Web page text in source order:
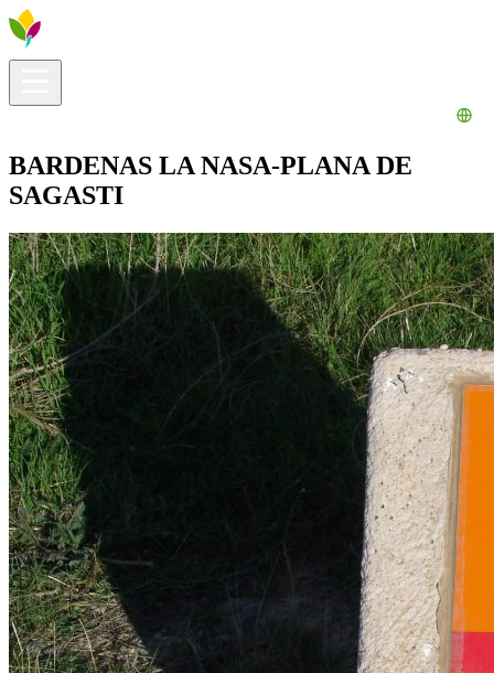
BARDENAS LA NASA-PLANA DE
SAGASTI